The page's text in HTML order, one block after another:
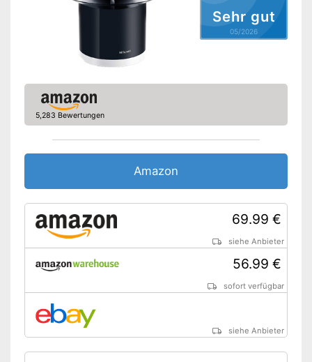
Sehr gut
05/2026
5,283 Bewertungen
Amazon
69.99 €
siehe Anbieter
56.99 €
sofort verfügbar
siehe Anbieter